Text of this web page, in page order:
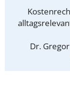
Dr.